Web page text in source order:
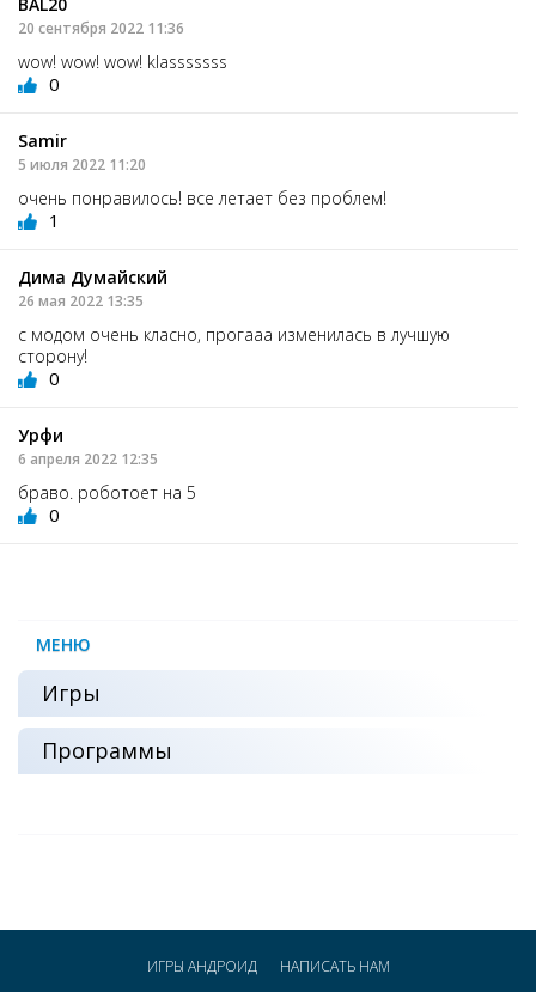
BAL20
20 сентября 2022 11:36
wow! wow! wow! klasssssss
0
Samir
5 июля 2022 11:20
очень понравилось! все летает без проблем!
1
Дима Думайский
26 мая 2022 13:35
с модом очень класно, прогааа изменилась в лучшую
сторону!
0
Урфи
6 апреля 2022 12:35
браво. роботоет на 5
0
МЕНЮ
Игры
Программы
ИГРЫ АНДРОИД НАПИСАТЬ НАМ